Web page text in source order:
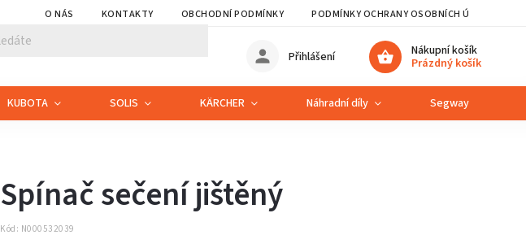
O NÁS KONTAKTY OBCHODNÍ PODMÍNKY PODMÍNKY OCHRANY OSOBNÍCH ÚDAJŮ
Nákupní košík
Prázdný košík
Přihlášení
KUBOTA SOLIS KÄRCHER Náhradní díly Segway
Spínač sečení jištěný
Kód: N000532039